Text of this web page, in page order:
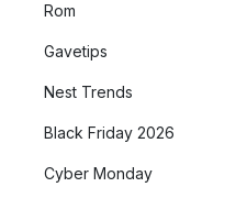
Rom
Gavetips
Nest Trends
Black Friday 2026
Cyber Monday